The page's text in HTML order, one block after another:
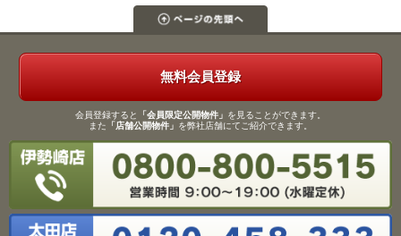
無料会員登録
会員登録すると 「会員限定公開物件」 を見ることができます。
また 「店舗公開物件」 を弊社店舗にてご紹介できます。